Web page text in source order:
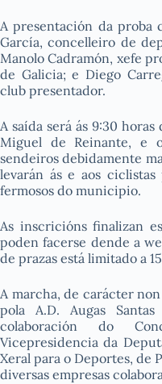
A presentación da proba
García, concelleiro de
Manolo Cadramón, xefe
de Galicia; e Diego
club presentador.
A saída será ás 9:30
Miguel de Reinante, e
sendeiros debidamente
levarán ás e aos ciclistas
fermosos do municipio.
As inscricións finalizan
poden facerse dende a
de prazas está limitado a
A marcha, de carácter
pola A.D. Augas
colaboración do
Vicepresidencia da
Xeral para o Deportes, de
diversas empresas